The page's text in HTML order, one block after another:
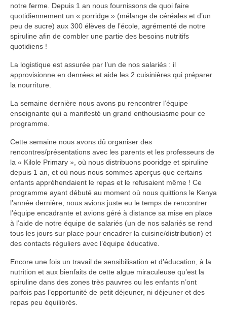
FAIRE UN DON
Faire un don
ACTUS
Secteur10 au Burkina Faso
Secteur10 au Kenya
Actions de levée de fonds en Europe
GALERIE PHOTO
CONTACT
notre ferme. Depuis 1 an nous fournissons de quoi faire
quotidiennement un « porridge » (mélange de céréales et d’un
peu de sucre) aux 300 élèves de l’école, agrémenté de notre
spiruline afin de combler une partie des besoins nutritifs
quotidiens !
La logistique est assurée par l’un de nos salariés : il
approvisionne en denrées et aide les 2 cuisinières qui préparer
la nourriture.
La semaine dernière nous avons pu rencontrer l’équipe
enseignante qui a manifesté un grand enthousiasme pour ce
programme.
Cette semaine nous avons dû organiser des
rencontres/présentations avec les parents et les professeurs de
la « Kilole Primary », où nous distribuons pooridge et spiruline
depuis 1 an, et où nous nous sommes aperçus que certains
enfants appréhendaient le repas et le refusaient même ! Ce
programme ayant débuté au moment où nous quittions le Kenya
l’année dernière, nous avions juste eu le temps de rencontrer
l’équipe encadrante et avions géré à distance sa mise en place
à l’aide de notre équipe de salariés (un de nos salariés se rend
tous les jours sur place pour encadrer la cuisine/distribution) et
des contacts réguliers avec l’équipe éducative.
Encore une fois un travail de sensibilisation et d’éducation, à la
nutrition et aux bienfaits de cette algue miraculeuse qu’est la
spiruline dans des zones très pauvres ou les enfants n’ont
parfois pas l’opportunité de petit déjeuner, ni déjeuner et des
repas peu équilibrés.